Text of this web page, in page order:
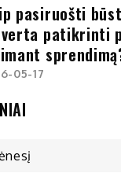
pasiruošti
patikrinti
05-17